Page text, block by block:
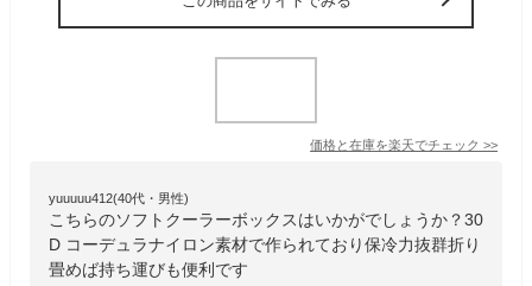
価格と在庫を楽天でチェック >>
yuuuuu412(40代・男性)
こちらのソフトクーラーボックスはいかがでしょうか？30
D コーデュラナイロン素材で作られており保冷力抜群折り
畳めば持ち運びも便利です